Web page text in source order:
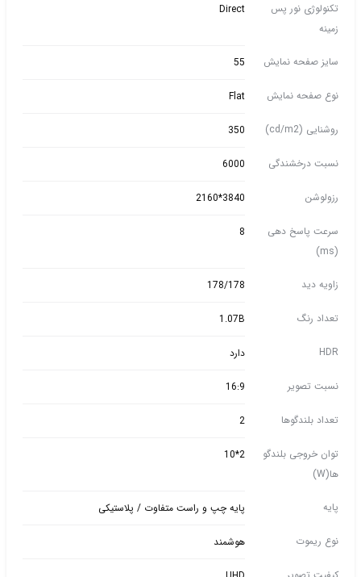
تکنولوژی نور پس
زمینه
Direct
سایز صفحه نمایش 55
نوع صفحه نمایش Flat
روشنایی (cd/m2) 350
نسبت درخشندگی 6000
رزولوشن 3840*2160
سرعت پاسخ دهی
(ms)
8
زاویه دید 178/178
تعداد رنگ 1.07B
HDR دارد
نسبت تصویر 16:9
تعداد بلندگوها 2
توان خروجی بلندگو
ها(W)
2*10
پایه پایه چپ و راست متفاوت / پلاستیکی
نوع ریموت هوشمند